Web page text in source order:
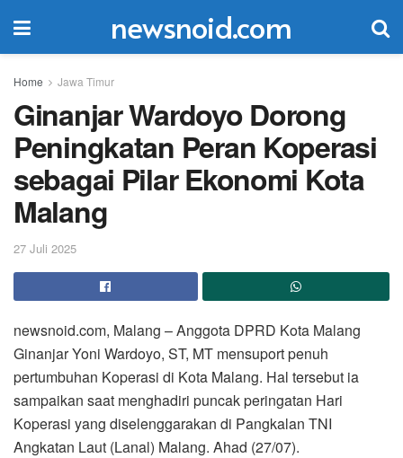
newsnoid.com
Home Jawa Timur
Ginanjar Wardoyo Dorong
Peningkatan Peran Koperasi
sebagai Pilar Ekonomi Kota
Malang
27 Juli 2025
newsnoid.com, Malang – Anggota DPRD Kota Malang
Ginanjar Yoni Wardoyo, ST, MT mensuport penuh
pertumbuhan Koperasi di Kota Malang. Hal tersebut ia
sampaikan saat menghadiri puncak peringatan Hari
Koperasi yang diselenggarakan di Pangkalan TNI
Angkatan Laut (Lanal) Malang. Ahad (27/07).